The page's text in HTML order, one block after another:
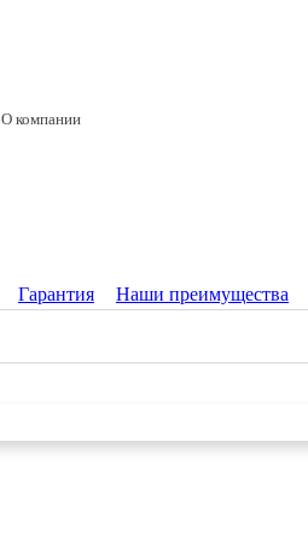
О компании
Гарантия Наши преимущества